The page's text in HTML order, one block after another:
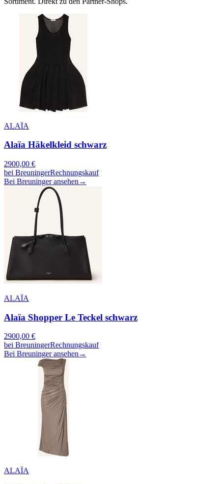
ALAÏA
Alaïa Häkelkleid schwarz
2900,00 €
bei BreuningerRechnungskauf
Bei Breuninger ansehen →
ALAÏA
Alaïa Shopper Le Teckel schwarz
2900,00 €
bei BreuningerRechnungskauf
Bei Breuninger ansehen →
ALAÏA